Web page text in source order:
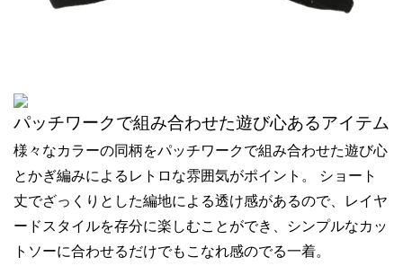
パッチワークで組み合わせた遊び心あるアイテム
様々なカラーの同柄をパッチワークで組み合わせた遊び心
とかぎ編みによるレトロな雰囲気がポイント。 ショート
丈でざっくりとした編地による透け感があるので、レイヤ
ードスタイルを存分に楽しむことができ、シンプルなカッ
トソーに合わせるだけでもこなれ感のでる一着。